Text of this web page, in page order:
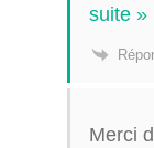
suite »
Merci